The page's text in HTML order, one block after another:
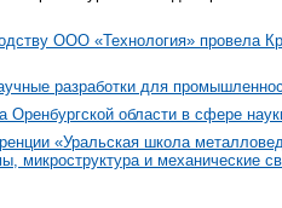
ООО «Технология» провела
разработки для
области в сфере
«Уральская школа
микроструктура и механические